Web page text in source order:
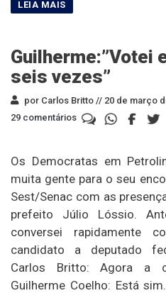
Guilherme:”Votei
seis vezes”
por Carlos Britto // 20 de março
29 comentários
Os Democratas em
muita gente para o seu
Sest/Senac com as
prefeito Júlio Lóssio.
conversei rapidamente
candidato a deputado
Carlos Britto: Agora a
Guilherme Coelho: Está